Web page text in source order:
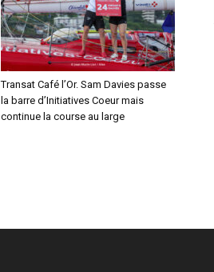
Transat Café l’Or. Sam Davies passe
la barre d’Initiatives Coeur mais
continue la course au large